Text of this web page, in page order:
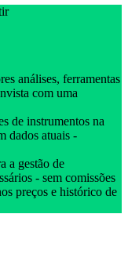
análises, ferramentas
com uma
de instrumentos na
dados atuais -
a gestão de
- sem comissões
preços e histórico de